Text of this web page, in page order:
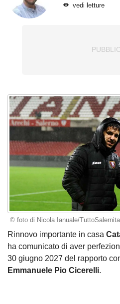
vedi letture
© foto di Nicola Ianuale/
Rinnovo importante in casa
ha comunicato di aver
30 giugno 2027 del rapporto
Emmanuele Pio Cicerelli.